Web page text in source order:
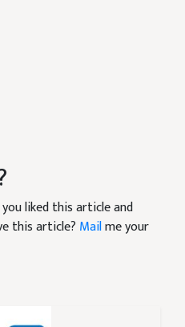
liked this article and
this article? Mailme your